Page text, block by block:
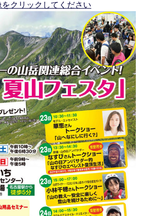
クリックしてください